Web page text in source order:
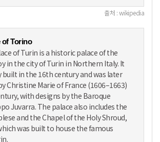
출처 : wikipedia
of Torino
of Turin is a historic palace of the
in the city of Turin in Northern Italy. It
in the 16th century and was later
Christine Marie of France (1606–1663)
with designs by the Baroque
Juvarra. The palace also includes the
and the Chapel of the Holy Shroud,
was built to house the famous